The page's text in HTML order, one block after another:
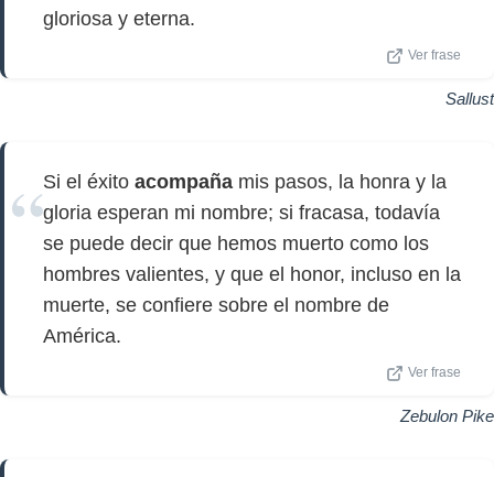
gloriosa y eterna.
Ver frase
Sallust
Si el éxito acompaña mis pasos, la honra y la
gloria esperan mi nombre; si fracasa, todavía
se puede decir que hemos muerto como los
hombres valientes, y que el honor, incluso en la
muerte, se confiere sobre el nombre de
América.
Ver frase
Zebulon Pike